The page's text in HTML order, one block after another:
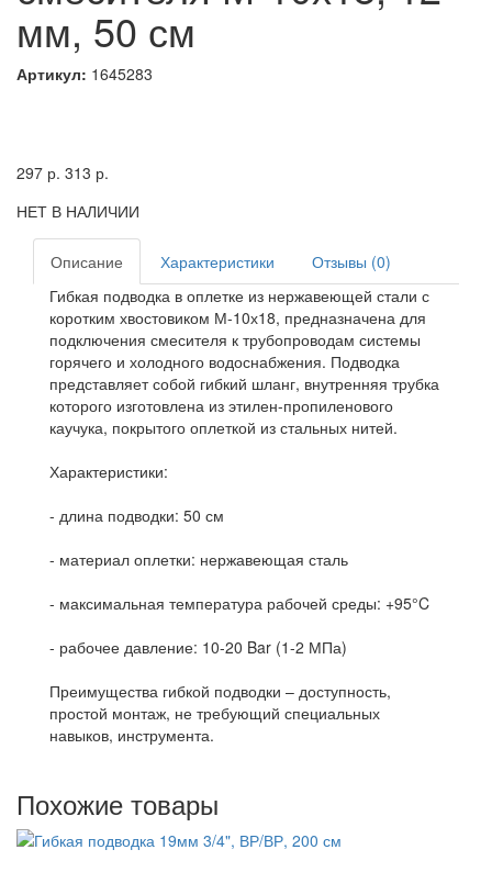
мм, 50 см
Артикул: 1645283
297 р. 313 р.
НЕТ В НАЛИЧИИ
Описание Характеристики
Отзывы (0)
Гибкая подводка в оплетке из нержавеющей стали с
коротким хвостовиком М-10х18, предназначена для
подключения смесителя к трубопроводам системы
горячего и холодного водоснабжения. Подводка
представляет собой гибкий шланг, внутренняя трубка
которого изготовлена из этилен-пропиленового
каучука, покрытого оплеткой из стальных нитей.
Характеристики:
- длина подводки: 50 см
- материал оплетки: нержавеющая сталь
- максимальная температура рабочей среды: +95°C
- рабочее давление: 10-20 Bar (1-2 МПа)
Преимущества гибкой подводки – доступность,
простой монтаж, не требующий специальных
навыков, инструмента.
Похожие товары